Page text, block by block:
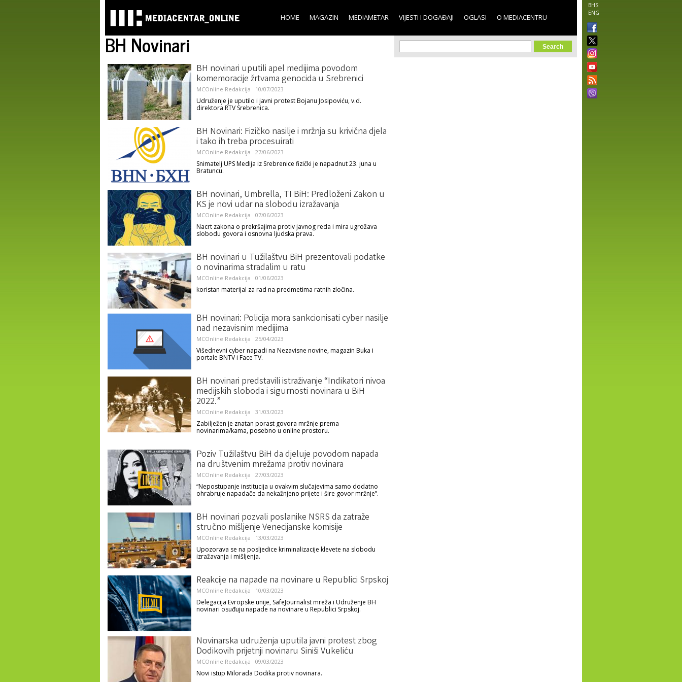
main
content
BHS
ENG
HOME MAGAZIN MEDIAMETAR VIJESTI I DOGAĐAJI OGLASI O MEDIACENTRU
BH Novinari
BH novinari uputili apel medijima povodom
komemoracije žrtvama genocida u Srebrenici
MCOnline Redakcija 10/07/2023
Udruženje je uputilo i javni protest Bojanu Josipoviću, v.d.
direktora RTV Srebrenica.
BH Novinari: Fizičko nasilje i mržnja su krivična djela
i tako ih treba procesuirati
MCOnline Redakcija 27/06/2023
Snimatelj UPS Medija iz Srebrenice fizički je napadnut 23. juna u
Bratuncu.
BH novinari, Umbrella, TI BiH: Predloženi Zakon u
KS je novi udar na slobodu izražavanja
MCOnline Redakcija 07/06/2023
Nacrt zakona o prekršajima protiv javnog reda i mira ugrožava
slobodu govora i osnovna ljudska prava.
BH novinari u Tužilaštvu BiH prezentovali podatke
o novinarima stradalim u ratu
MCOnline Redakcija 01/06/2023
koristan materijal za rad na predmetima ratnih zločina.
BH novinari: Policija mora sankcionisati cyber nasilje
nad nezavisnim medijima
MCOnline Redakcija 25/04/2023
Višednevni cyber napadi na Nezavisne novine, magazin Buka i
portale BNTV i Face TV.
BH novinari predstavili istraživanje “Indikatori nivoa
medijskih sloboda i sigurnosti novinara u BiH
2022.”
MCOnline Redakcija 31/03/2023
Zabilježen je znatan porast govora mržnje prema
novinarima/kama, posebno u online prostoru.
Poziv Tužilaštvu BiH da djeluje povodom napada
na društvenim mrežama protiv novinara
MCOnline Redakcija 27/03/2023
“Nepostupanje institucija u ovakvim slučajevima samo dodatno
ohrabruje napadače da nekažnjeno prijete i šire govor mržnje”.
BH novinari pozvali poslanike NSRS da zatraže
stručno mišljenje Venecijanske komisije
MCOnline Redakcija 13/03/2023
Upozorava se na posljedice kriminalizacije klevete na slobodu
izražavanja i mišljenja.
Reakcije na napade na novinare u Republici Srpskoj
MCOnline Redakcija 10/03/2023
Delegacija Evropske unije, SafeJournalist mreža i Udruženje BH
novinari osuđuju napade na novinare u Republici Srpskoj.
Novinarska udruženja uputila javni protest zbog
Dodikovih prijetnji novinaru Siniši Vukeliću
MCOnline Redakcija 09/03/2023
Novi istup Milorada Dodika protiv novinara.
Search form
Search